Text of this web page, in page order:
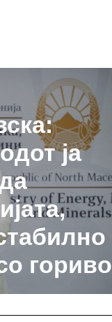
ја
гориво